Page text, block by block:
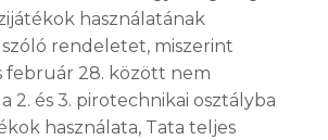
használatának
rendeletet, miszerint
február 28. között nem
2. és 3. pirotechnikai osztályba
használata, Tata teljes